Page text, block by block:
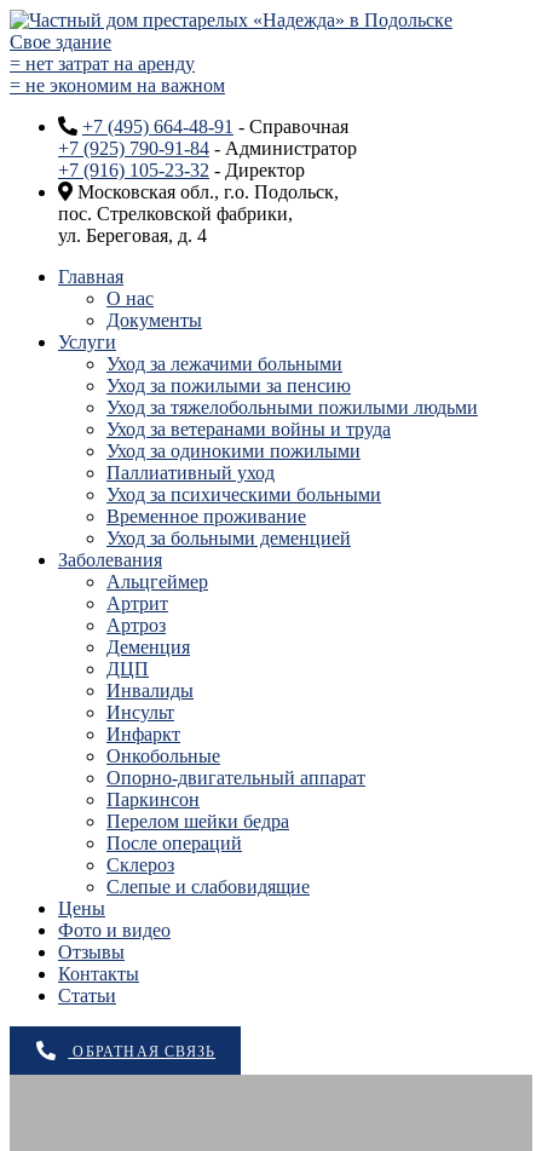
Свое здание
= нет затрат на аренду
= не экономим на важном
+7 (495) 664-48-91 - Справочная
+7 (925) 790-91-84 - Администратор
+7 (916) 105-23-32 - Директор
Московская обл., г.о. Подольск,
пос. Стрелковской фабрики,
ул. Береговая, д. 4
Главная
О нас
Документы
Услуги
Уход за лежачими больными
Уход за пожилыми за пенсию
Уход за тяжелобольными пожилыми людьми
Уход за ветеранами войны и труда
Уход за одинокими пожилыми
Паллиативный уход
Уход за психическими больными
Временное проживание
Уход за больными деменцией
Заболевания
Альцгеймер
Артрит
Артроз
Деменция
ДЦП
Инвалиды
Инсульт
Инфаркт
Онкобольные
Опорно-двигательный аппарат
Паркинсон
Перелом шейки бедра
После операций
Склероз
Слепые и слабовидящие
Цены
Фото и видео
Отзывы
Контакты
Статьи
ОБРАТНАЯ СВЯЗЬ